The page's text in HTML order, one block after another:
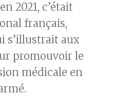
2021, c’était
français,
s’illustrait aux
promouvoir le
médicale en